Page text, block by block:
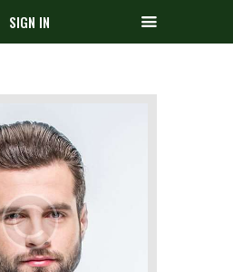
SIGN IN